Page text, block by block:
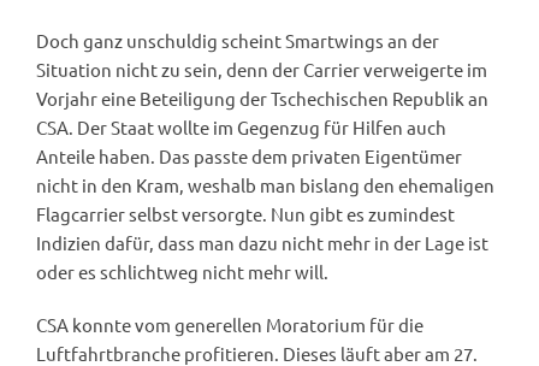
Doch ganz unschuldig scheint Smartwings an der
Situation nicht zu sein, denn der Carrier verweigerte im
Vorjahr eine Beteiligung der Tschechischen Republik an
CSA. Der Staat wollte im Gegenzug für Hilfen auch
Anteile haben. Das passte dem privaten Eigentümer
nicht in den Kram, weshalb man bislang den ehemaligen
Flagcarrier selbst versorgte. Nun gibt es zumindest
Indizien dafür, dass man dazu nicht mehr in der Lage ist
oder es schlichtweg nicht mehr will.
CSA konnte vom generellen Moratorium für die
Luftfahrtbranche profitieren. Dieses läuft aber am 27.